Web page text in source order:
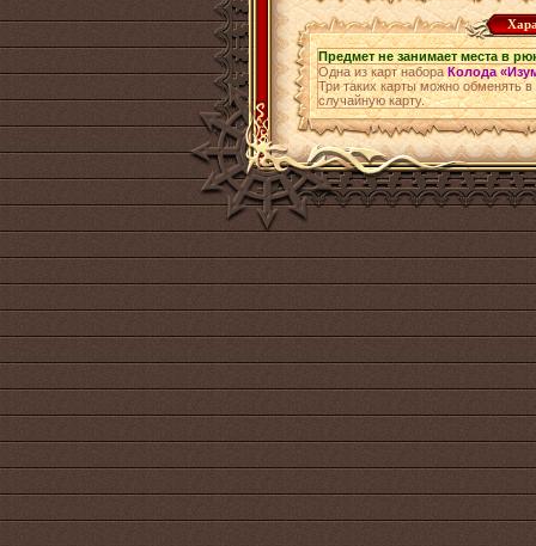
Предмет не занимает места в
Одна из карт набораКолода
Три таких карты можно обменять
случайную карту.